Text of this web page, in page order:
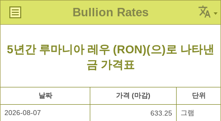
Bullion Rates
5년간 루마니아 레우 (RON)(으)로 나타낸
금 가격표
날짜 가격 (마감) 단위
2026-08-07 633.25 그램